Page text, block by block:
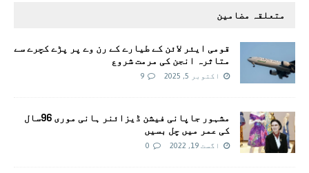
متعلقہ مضامین
قومی ایئر لائن کے طیارے کے رن وے پر پڑے کچرے سے
متاثرہ انجن کی مرمت شروع
اکتوبر 5, 2025 9
مشہور جاپانی فیشن ڈیزائنر ہانی موری 96سال
کی عمر میں چل بسیں
اگست 19, 2022 0